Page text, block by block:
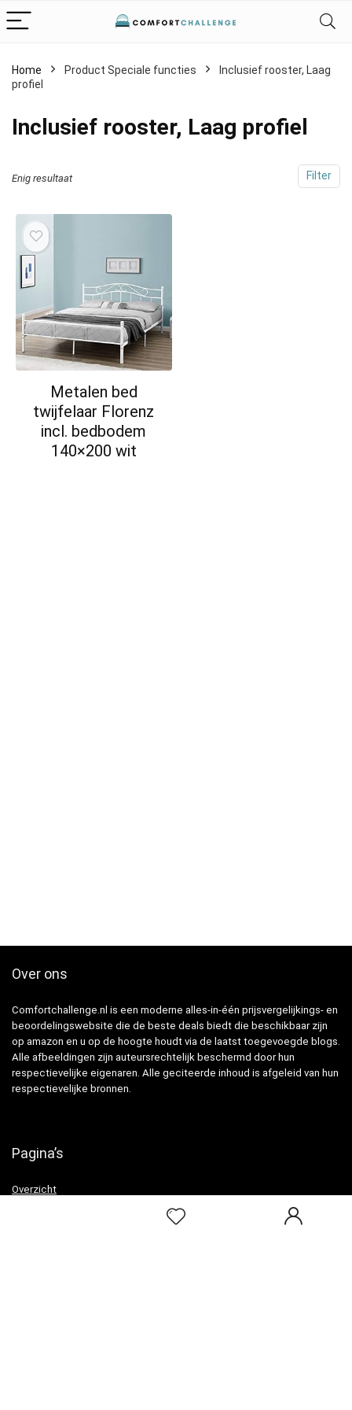
Home Product Speciale functies
‎Inclusief rooster, Laag
profiel
‎Inclusief rooster, Laag profiel
Filter
Enig resultaat
Metalen bed
twijfelaar Florenz
incl. bedbodem
140×200 wit
Over ons
Comfortchallenge.nl is een moderne alles-in-één prijsvergelijkings- en
beoordelingswebsite die de beste deals biedt die beschikbaar zijn
op amazon en u op de hoogte houdt via de laatst toegevoegde blogs.
Alle afbeeldingen zijn auteursrechtelijk beschermd door hun
respectievelijke eigenaren. Alle geciteerde inhoud is afgeleid van hun
respectievelijke bronnen.
Pagina’s
Overzicht